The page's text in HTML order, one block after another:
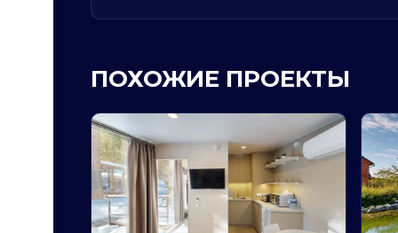
ПОХОЖИЕ ПРОЕКТЫ